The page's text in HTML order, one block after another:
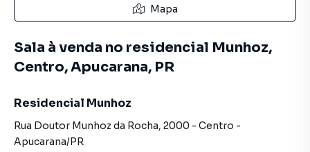
Mapa
Sala à venda no residencial Munhoz,
Centro, Apucarana, PR
Residencial Munhoz
Rua Doutor Munhoz da Rocha, 2000 - Centro -
Apucarana/PR